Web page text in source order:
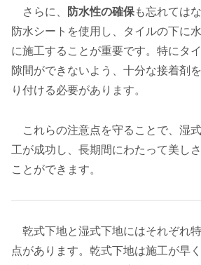
さらに、 防水性の確保も忘れては
防水シートを使用し、タイルの下に
に施工することが重要です。特にタ
隙間ができないよう、十分な接着剤
り付ける必要があります。
これらの注意点を守ることで、湿
工が成功し、長期間にわたって美し
ことができます。
乾式下地と湿式下地にはそれぞれ
点があります。乾式下地は施工が早